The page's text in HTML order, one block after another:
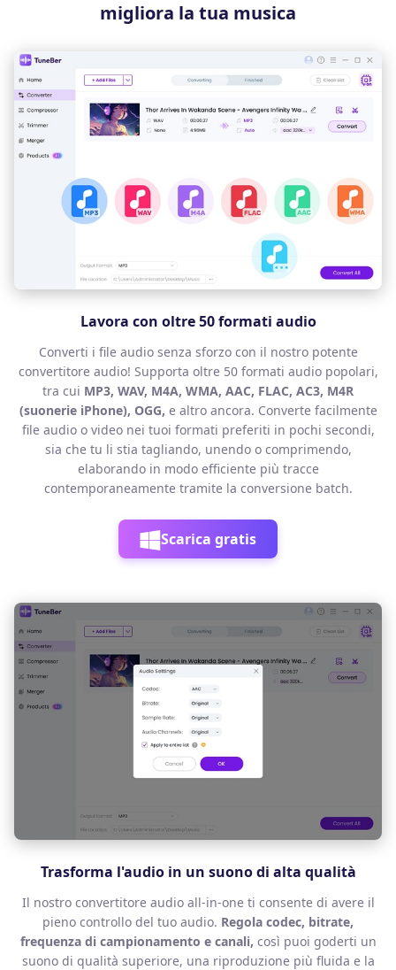
migliora la tua musica
Lavora con oltre 50 formati audio
Converti i file audio senza sforzo con il nostro potente
convertitore audio! Supporta oltre 50 formati audio popolari,
tra cui MP3, WAV, M4A, WMA, AAC, FLAC, AC3, M4R
(suonerie iPhone), OGG, e altro ancora. Converte facilmente
file audio o video nei tuoi formati preferiti in pochi secondi,
sia che tu li stia tagliando, unendo o comprimendo,
elaborando in modo efficiente più tracce
contemporaneamente tramite la conversione batch.
Scarica gratis
Trasforma l'audio in un suono di alta qualità
Il nostro convertitore audio all-in-one ti consente di avere il
pieno controllo del tuo audio. Regola codec, bitrate,
frequenza di campionamento e canali, così puoi goderti un
suono di qualità superiore, una riproduzione più fluida e la